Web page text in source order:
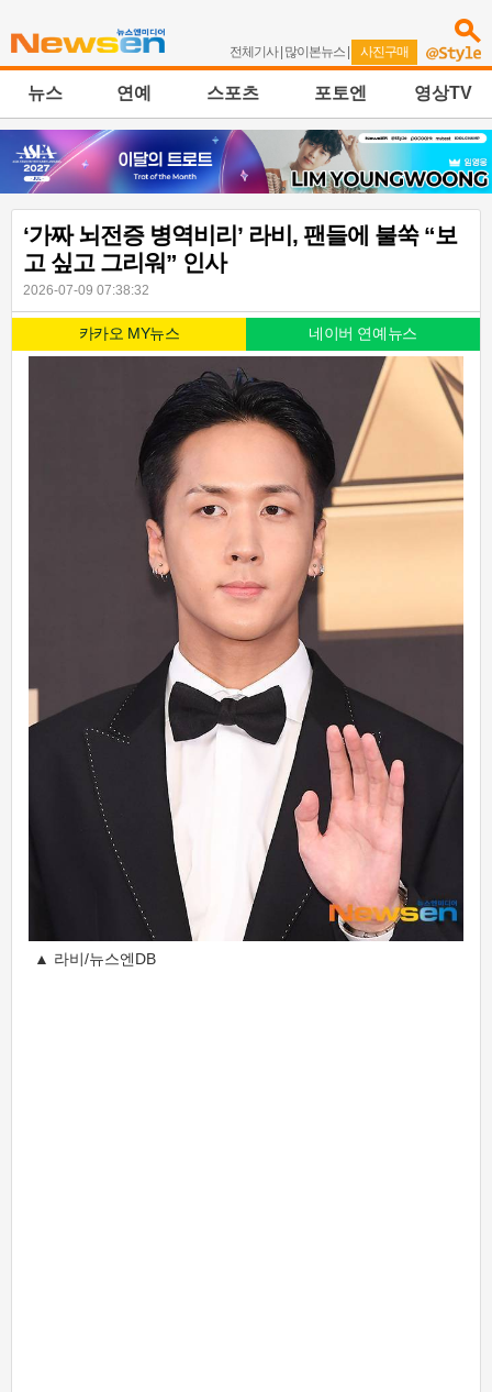
전체기사| 많이본뉴스 | 사진구매
뉴스 연예 스포츠 포토엔 영상TV
‘가짜 뇌전증 병역비리’ 라비, 팬들에 불쑥 “보
고 싶고 그리워” 인사
2026-07-09 07:38:32
카카오 MY뉴스 네이버 연예뉴스
▲ 라비/뉴스엔DB